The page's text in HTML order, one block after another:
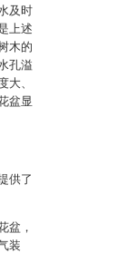
及时
上述
木的
孔溢
大、
盆显
供了
盆，
装